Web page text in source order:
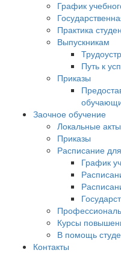
График
Практика
Выпускникам
Путь к
Приказы
Заочное обучение
Локальные акты
Приказы
Расписание
График
Курсы
В помощь
Контакты